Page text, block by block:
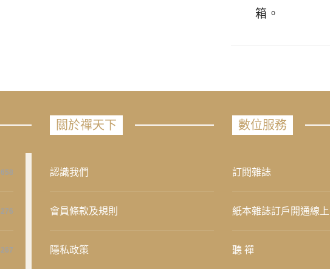
箱。
658
276
267
關於禪天下
認識我們
會員條款及規則
隱私政策
數位服務
訂閱雜誌
紙本雜誌訂戶開通線
聽 禪